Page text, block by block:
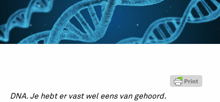
DNA. Je hebt er vast wel eens van gehoord.